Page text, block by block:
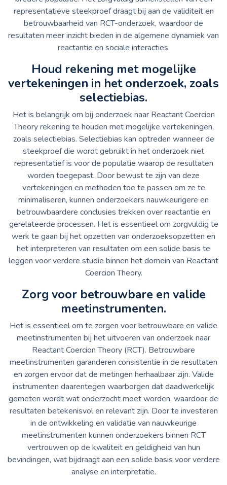
representatieve steekproef draagt bij aan de validiteit en
betrouwbaarheid van RCT-onderzoek, waardoor de
resultaten meer inzicht bieden in de algemene dynamiek van
reactantie en sociale interacties.
Houd rekening met mogelijke
vertekeningen in het onderzoek, zoals
selectiebias.
Het is belangrijk om bij onderzoek naar Reactant Coercion
Theory rekening te houden met mogelijke vertekeningen,
zoals selectiebias. Selectiebias kan optreden wanneer de
steekproef die wordt gebruikt in het onderzoek niet
representatief is voor de populatie waarop de resultaten
worden toegepast. Door bewust te zijn van deze
vertekeningen en methoden toe te passen om ze te
minimaliseren, kunnen onderzoekers nauwkeurigere en
betrouwbaardere conclusies trekken over reactantie en
gerelateerde processen. Het is essentieel om zorgvuldig te
werk te gaan bij het opzetten van onderzoeksopzetten en
het interpreteren van resultaten om een solide basis te
leggen voor verdere studie binnen het domein van Reactant
Coercion Theory.
Zorg voor betrouwbare en valide
meetinstrumenten.
Het is essentieel om te zorgen voor betrouwbare en valide
meetinstrumenten bij het uitvoeren van onderzoek naar
Reactant Coercion Theory (RCT). Betrouwbare
meetinstrumenten garanderen consistentie in de resultaten
en zorgen ervoor dat de metingen herhaalbaar zijn. Valide
instrumenten daarentegen waarborgen dat daadwerkelijk
gemeten wordt wat onderzocht moet worden, waardoor de
resultaten betekenisvol en relevant zijn. Door te investeren
in de ontwikkeling en validatie van nauwkeurige
meetinstrumenten kunnen onderzoekers binnen RCT
vertrouwen op de kwaliteit en geldigheid van hun
bevindingen, wat bijdraagt aan een solide basis voor verdere
analyse en interpretatie.